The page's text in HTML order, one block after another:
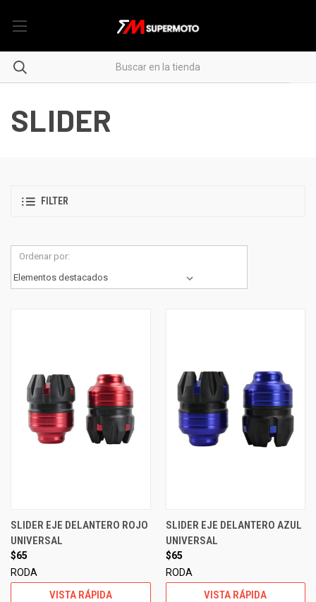
SLIDER
FILTER
Ordenar por:
SLIDER EJE DELANTERO ROJO
UNIVERSAL
$65
RODA
VISTA RÁPIDA
SLIDER EJE DELANTERO AZUL
UNIVERSAL
$65
RODA
VISTA RÁPIDA